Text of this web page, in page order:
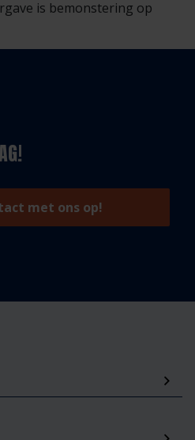
is bemonstering op
met ons op!